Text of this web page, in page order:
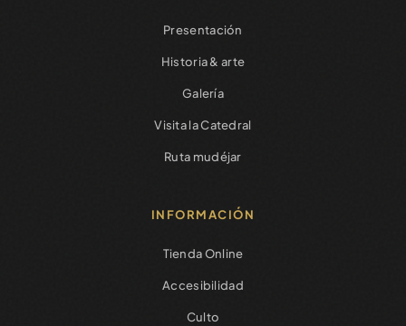
Presentación
Historia & arte
Galería
Visita la Catedral
Ruta mudéjar
INFORMACIÓN
Tienda Online
Accesibilidad
Culto